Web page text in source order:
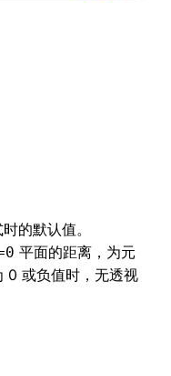
的默认值。
平面的距离，为元
0 或负值时，无透视